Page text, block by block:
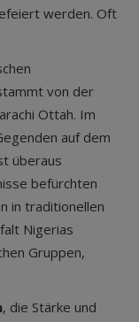
werden. Oft
von der
Ottah. Im
auf dem
überaus
befürchten
in traditionellen
Nigerias
Gruppen,
, die Stärke und